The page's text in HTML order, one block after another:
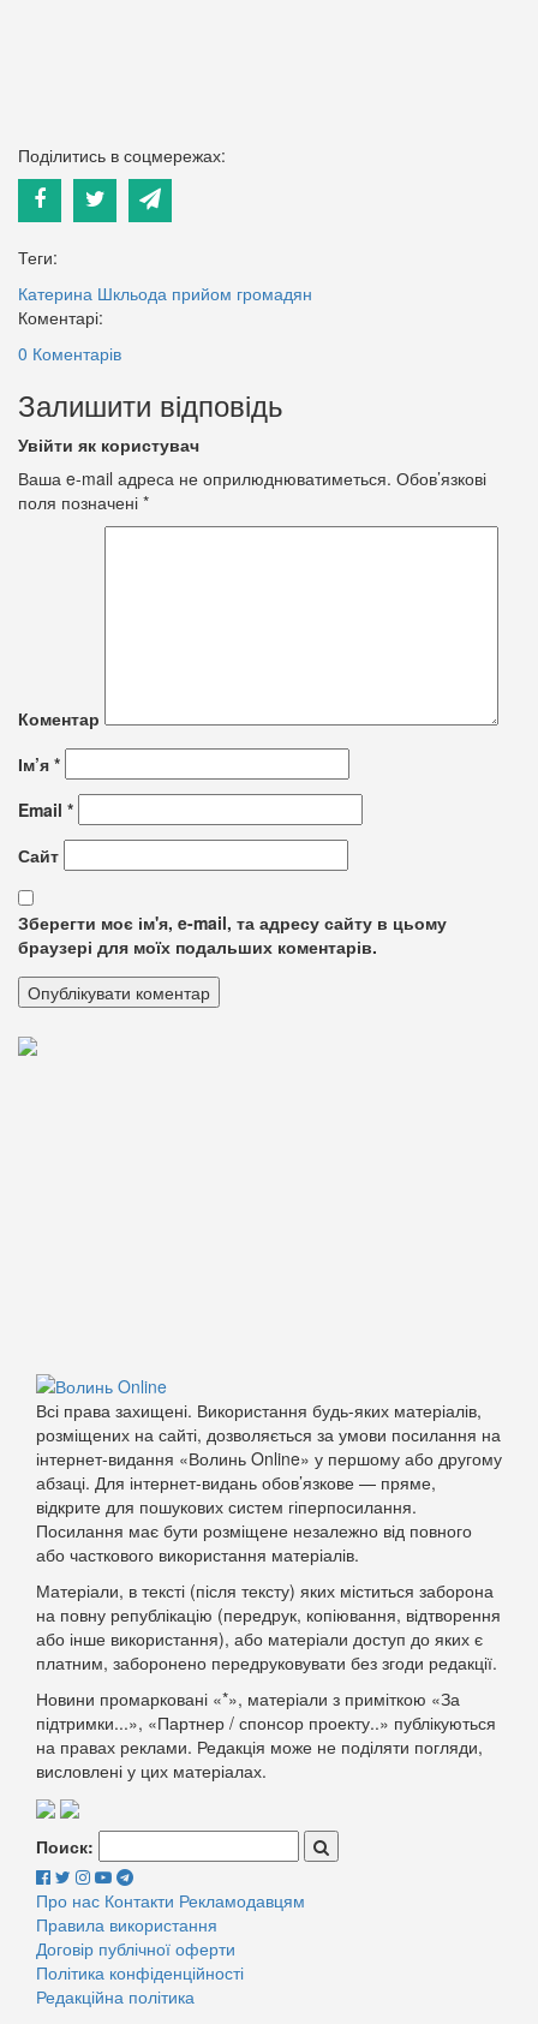
Поділитись в соцмережах:
Теги:
Катерина Шкльода прийом громадян
Коментарі:
0 Коментарів
Залишити відповідь
Увійти як користувач
Ваша e-mail адреса не оприлюднюватиметься. Обов’язкові
поля позначені *
Коментар
Ім’я *
Email *
Сайт
Зберегти моє ім'я, e-mail, та адресу сайту в цьому
браузері для моїх подальших коментарів.
Всі права захищені. Використання будь-яких матеріалів,
розміщених на сайті, дозволяється за умови посилання на
інтернет-видання «Волинь Online» у першому або другому
абзаці. Для інтернет-видань обов’язкове — пряме,
відкрите для пошукових систем гіперпосилання.
Посилання має бути розміщене незалежно від повного
або часткового використання матеріалів.
Матеріали, в тексті (після тексту) яких міститься заборона
на повну републікацію (передрук, копіювання, відтворення
або інше використання), або матеріали доступ до яких є
платним, заборонено передруковувати без згоди редакції.
Новини промарковані «*», матеріали з приміткою «За
підтримки...», «Партнер / спонсор проекту..» публікуються
на правах реклами. Редакція може не поділяти погляди,
висловлені у цих матеріалах.
Поиск:
Про нас Контакти Рекламодавцям
Правила використання
Договір публічної оферти
Політика конфіденційності
Редакційна політика